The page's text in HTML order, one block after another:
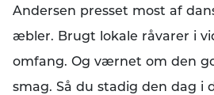
Andersen presset most af
æbler. Brugt lokale råvarer i
omfang. Og værnet om den
smag. Så du stadig den dag i